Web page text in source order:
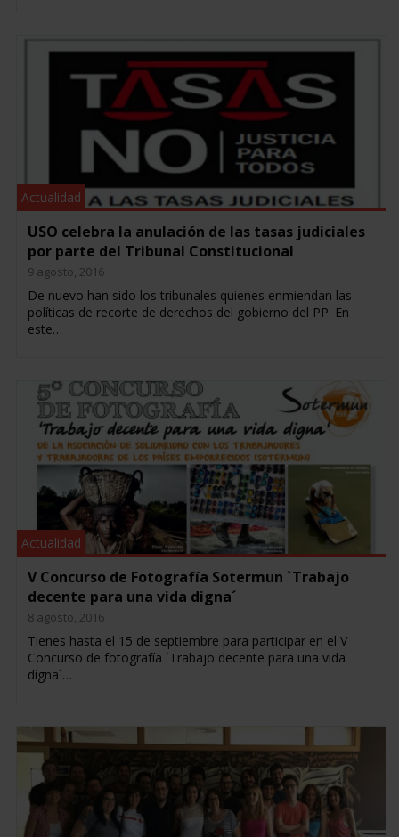
Actualidad
USO celebra la anulación de las tasas judiciales
por parte del Tribunal Constitucional
9 agosto, 2016
De nuevo han sido los tribunales quienes enmiendan las
políticas de recorte de derechos del gobierno del PP. En
este…
Actualidad
V Concurso de Fotografía Sotermun `Trabajo
decente para una vida digna´
8 agosto, 2016
Tienes hasta el 15 de septiembre para participar en el V
Concurso de fotografía `Trabajo decente para una vida
digna´…